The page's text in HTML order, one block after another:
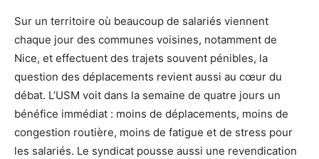
Sur un territoire où beaucoup de salariés viennent
chaque jour des communes voisines, notamment de
Nice, et effectuent des trajets souvent pénibles, la
question des déplacements revient aussi au cœur du
débat. L’USM voit dans la semaine de quatre jours un
bénéfice immédiat : moins de déplacements, moins de
congestion routière, moins de fatigue et de stress pour
les salariés. Le syndicat pousse aussi une revendication